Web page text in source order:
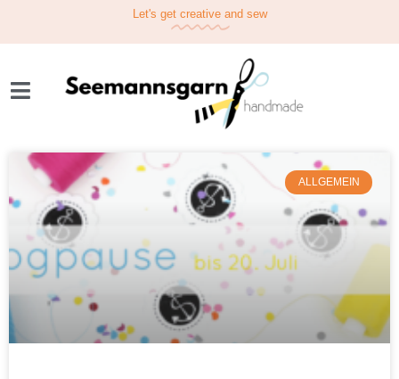
Let's get creative and sew
ALLGEMEIN